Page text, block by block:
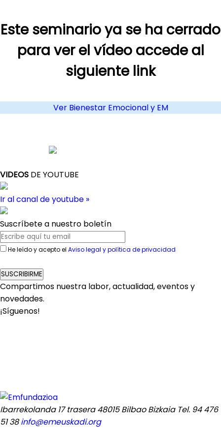
Este seminario ya se ha cerrado
para ver el vídeo accede al
siguiente link
Ver Bienestar Emocional y EM
VIDEOS DE YOUTUBE
Ir al canal de youtube »
Suscríbete a nuestro boletín
He leído y acepto el Aviso legal y política de privacidad
SUSCRIBIRME
Compartimos nuestra labor, actualidad, eventos y
novedades.
¡Síguenos!
Ibarrekolanda 17 trasera48015 Bilbao Bizkaia Tel. 94 476
51 38info@emeuskadi.org